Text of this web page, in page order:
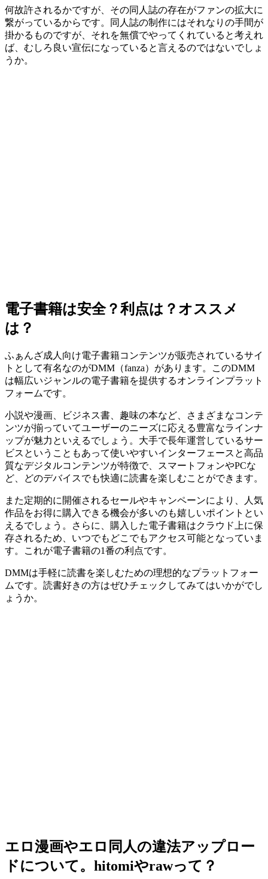
何故許されるかですが、その同人誌の存在がファンの拡大に
繋がっているからです。同人誌の制作にはそれなりの手間が
掛かるものですが、それを無償でやってくれていると考えれ
ば、むしろ良い宣伝になっていると言えるのではないでしょ
うか。
電子書籍は安全？利点は？オススメ
は？
ふぁんざ成人向け電子書籍コンテンツが販売されているサイ
トとして有名なのがDMM（fanza）があります。このDMM
は幅広いジャンルの電子書籍を提供するオンラインプラット
フォームです。
小説や漫画、ビジネス書、趣味の本など、さまざまなコンテ
ンツが揃っていてユーザーのニーズに応える豊富なラインナ
ップが魅力といえるでしょう。大手で長年運営しているサー
ビスということもあって使いやすいインターフェースと高品
質なデジタルコンテンツが特徴で、スマートフォンやPCな
ど、どのデバイスでも快適に読書を楽しむことができます。
また定期的に開催されるセールやキャンペーンにより、人気
作品をお得に購入できる機会が多いのも嬉しいポイントとい
えるでしょう。さらに、購入した電子書籍はクラウド上に保
存されるため、いつでもどこでもアクセス可能となっていま
す。これが電子書籍の1番の利点です。
DMMは手軽に読書を楽しむための理想的なプラットフォー
ムです。読書好きの方はぜひチェックしてみてはいかがでし
ょうか。
エロ漫画やエロ同人の違法アップロー
ドについて。hitomiやrawって？